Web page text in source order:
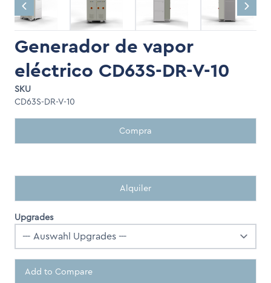
Generador de vapor
eléctrico CD63S-DR-V-10
SKU
CD63S-DR-V-10
Compra
Alquiler
Upgrades
Add to Compare